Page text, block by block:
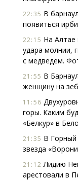
22:35 В
появиться
22:15 На Алтае
удара молнии,
с медведем.
21:55 В
женщину на
11:56
горы. Каким
«Белкур» в
21:35 В Горный
звезда
21:12 Лидию
арестовали в